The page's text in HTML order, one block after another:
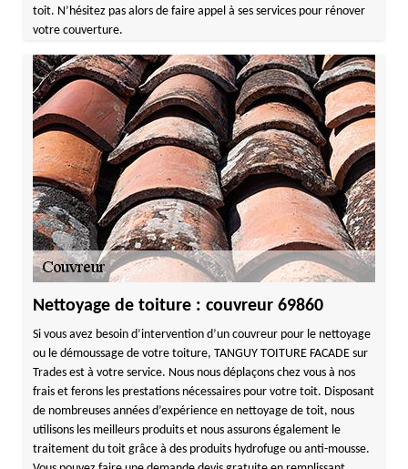
toit. N’hésitez pas alors de faire appel à ses services pour rénover
votre couverture.
Nettoyage de toiture : couvreur 69860
Si vous avez besoin d’intervention d’un couvreur pour le nettoyage
ou le démoussage de votre toiture, TANGUY TOITURE FACADE sur
Trades est à votre service. Nous nous déplaçons chez vous à nos
frais et ferons les prestations nécessaires pour votre toit. Disposant
de nombreuses années d’expérience en nettoyage de toit, nous
utilisons les meilleurs produits et nous assurons également le
traitement du toit grâce à des produits hydrofuge ou anti-mousse.